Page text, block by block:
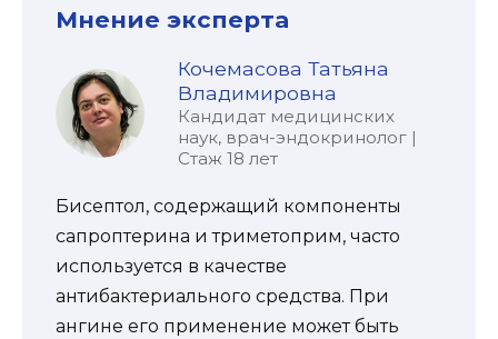
Мнение эксперта
Кочемасова Татьяна
Владимировна
Кандидат медицинских
наук, врач-эндокринолог |
Стаж 18 лет
Бисептол, содержащий компоненты
сапроптерина и триметоприм, часто
используется в качестве
антибактериального средства. При
ангине его применение может быть